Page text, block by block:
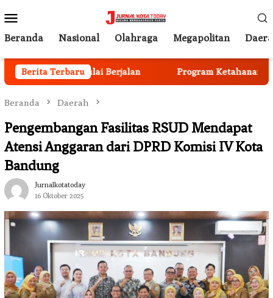
ke
kontenMobile
Beranda Nasional Olahraga Megapolitan
Berita Terbaru
Anggota Mulai Berjalan Program Ketahanan
Beranda Daerah
Pengembangan Fasilitas RSUD Mendapat
Atensi Anggaran dari DPRD Komisi IV Kota
Bandung
Jurnalkotatoday
16 Oktober 2025